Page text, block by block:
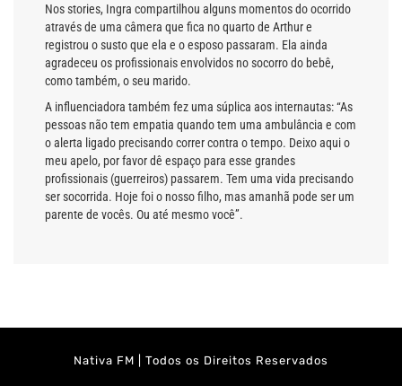
Nos stories, Ingra compartilhou alguns momentos do ocorrido
através de uma câmera que fica no quarto de Arthur e
registrou o susto que ela e o esposo passaram. Ela ainda
agradeceu os profissionais envolvidos no socorro do bebê,
como também, o seu marido.
A influenciadora também fez uma súplica aos internautas: “As
pessoas não tem empatia quando tem uma ambulância e com
o alerta ligado precisando correr contra o tempo. Deixo aqui o
meu apelo, por favor dê espaço para esse grandes
profissionais (guerreiros) passarem. Tem uma vida precisando
ser socorrida. Hoje foi o nosso filho, mas amanhã pode ser um
parente de vocês. Ou até mesmo você”.
Nativa FM | Todos os Direitos Reservados